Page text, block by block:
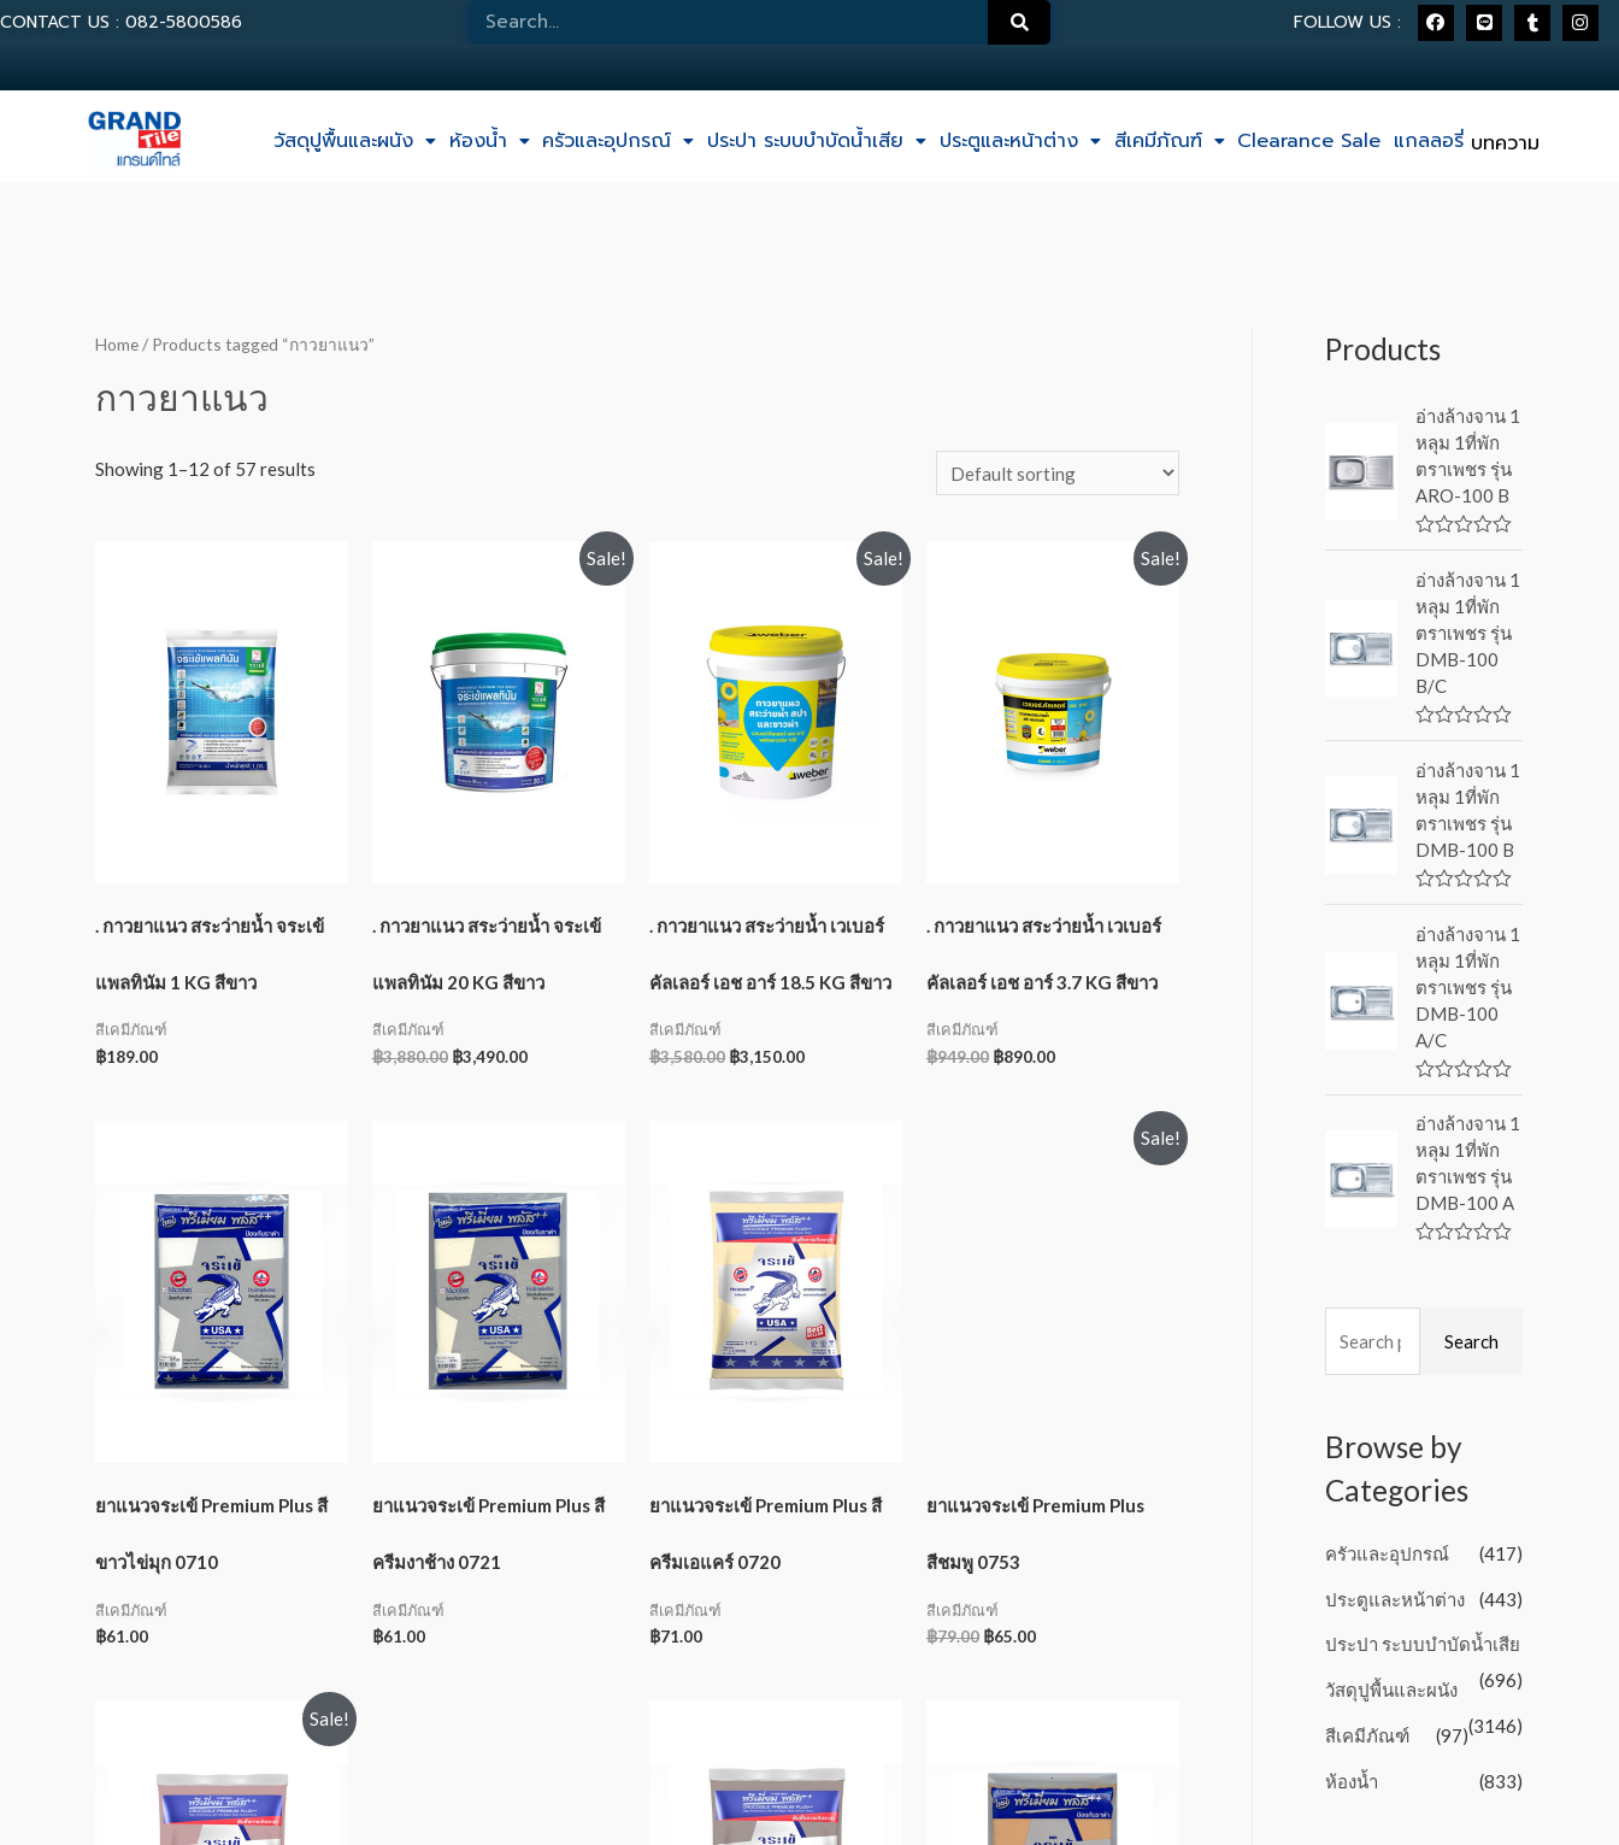
CONTACT US : 082-5800586 FOLLOW US :
วัสดุปูพื้นและผนัง ห้องน้ำ ครัวและอุปกรณ์ ประปา ระบบบำบัดน้ำเสีย ประตูและหน้าต่าง สีเคมีภัณฑ์ Clearance Sale แกลลอรี่ บทความ
Home/ Products tagged “กาวยาแนว”
กาวยาแนว
Showing 1–12 of 57 results
. กาวยาแนว สระว่ายน้ำ จระเข้
แพลทินัม 1 KG สีขาว
สีเคมีภัณฑ์
฿189.00
Sale!
. กาวยาแนว สระว่ายน้ำ จระเข้
แพลทินัม 20 KG สีขาว
สีเคมีภัณฑ์
฿3,880.00 ฿3,490.00
Sale!
. กาวยาแนว สระว่ายน้ำ เวเบอร์
คัลเลอร์ เอช อาร์ 18.5 KG สีขาว
สีเคมีภัณฑ์
฿3,580.00 ฿3,150.00
Sale!
. กาวยาแนว สระว่ายน้ำ เวเบอร์
คัลเลอร์ เอช อาร์ 3.7 KG สีขาว
สีเคมีภัณฑ์
฿949.00 ฿890.00
ยาแนวจระเข้ Premium Plus สี
ขาวไข่มุก 0710
สีเคมีภัณฑ์
฿61.00
ยาแนวจระเข้ Premium Plus สี
ครีมงาช้าง 0721
สีเคมีภัณฑ์
฿61.00
ยาแนวจระเข้ Premium Plus สี
ครีมเอแคร์ 0720
สีเคมีภัณฑ์
฿71.00
Sale!
ยาแนวจระเข้ Premium Plus
สีชมพู 0753
สีเคมีภัณฑ์
฿79.00 ฿65.00
Sale!
Products
อ่างล้างจาน 1
หลุม 1ที่พัก
ตราเพชร รุ่น
ARO-100 B
a
t
e
0
o
u
t
o
อ่างล้างจาน 1
หลุม 1ที่พัก
ตราเพชร รุ่น
DMB-100
B/C
a
t
e
0
o
u
t
5
อ่างล้างจาน 1
หลุม 1ที่พัก
ตราเพชร รุ่น
DMB-100 B
a
t
e
0
o
u
t
o
อ่างล้างจาน 1
หลุม 1ที่พัก
ตราเพชร รุ่น
DMB-100
A/C
a
t
e
0
o
u
t
อ่างล้างจาน 1
หลุม 1ที่พัก
ตราเพชร รุ่น
DMB-100 A
e
f
5
Search
Browse by
Categories
ครัวและอุปกรณ์ (417)
ประตูและหน้าต่าง (443)
ประปา ระบบบำบัดน้ำเสีย
(696)
วัสดุปูพื้นและผนัง
(3146)
สีเคมีภัณฑ์ (97)
ห้องน้ำ (833)